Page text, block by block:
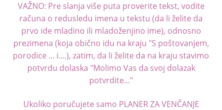
VAŽNO: Pre slanja više puta proverite tekst, vodite
računa o redusledu imena u tekstu (da li želite da
prvo ide mladino ili mladoženjino ime), odnosno
prezimena (koja obično idu na kraju "S poštovanjem,
porodice ... i....), zatim, da li želite da na kraju stavimo
potvrdu dolaska "Molimo Vas da svoj dolazak
potvrdite..."
Ukoliko poručujete samo PLANER ZA VENČANJE